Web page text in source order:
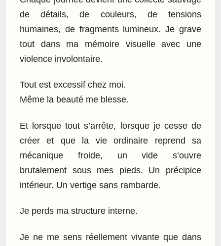
de détails, de couleurs, de tensions
humaines, de fragments lumineux. Je grave
tout dans ma mémoire visuelle avec une
violence involontaire.
Tout est excessif chez moi.
Même la beauté me blesse.
Et lorsque tout s’arrête, lorsque je cesse de
créer et que la vie ordinaire reprend sa
mécanique froide, un vide s’ouvre
brutalement sous mes pieds. Un précipice
intérieur. Un vertige sans rambarde.
Je perds ma structure interne.
Je ne me sens réellement vivante que dans